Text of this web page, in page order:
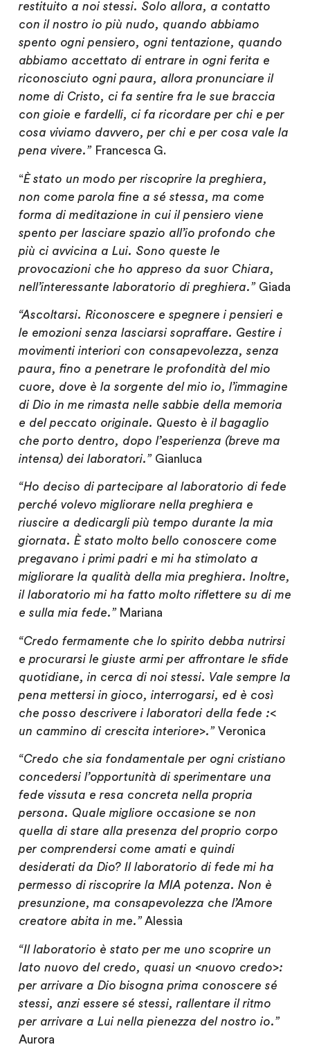
restituito a noi stessi. Solo allora, a contatto
con il nostro io più nudo, quando abbiamo
spento ogni pensiero, ogni tentazione, quando
abbiamo accettato di entrare in ogni ferita e
riconosciuto ogni paura, allora pronunciare il
nome di Cristo, ci fa sentire fra le sue braccia
con gioie e fardelli, ci fa ricordare per chi e per
cosa viviamo davvero, per chi e per cosa vale la
pena vivere.” Francesca G.
“È stato un modo per riscoprire la preghiera,
non come parola fine a sé stessa, ma come
forma di meditazione in cui il pensiero viene
spento per lasciare spazio all’io profondo che
più ci avvicina a Lui. Sono queste le
provocazioni che ho appreso da suor Chiara,
nell’interessante laboratorio di preghiera.” Giada
“Ascoltarsi. Riconoscere e spegnere i pensieri e
le emozioni senza lasciarsi sopraffare. Gestire i
movimenti interiori con consapevolezza, senza
paura, fino a penetrare le profondità del mio
cuore, dove è la sorgente del mio io, l’immagine
di Dio in me rimasta nelle sabbie della memoria
e del peccato originale. Questo è il bagaglio
che porto dentro, dopo l’esperienza (breve ma
intensa) dei laboratori.” Gianluca
“Ho deciso di partecipare al laboratorio di fede
perché volevo migliorare nella preghiera e
riuscire a dedicargli più tempo durante la mia
giornata. È stato molto bello conoscere come
pregavano i primi padri e mi ha stimolato a
migliorare la qualità della mia preghiera. Inoltre,
il laboratorio mi ha fatto molto riflettere su di me
e sulla mia fede.”Mariana
“Credo fermamente che lo spirito debba nutrirsi
e procurarsi le giuste armi per affrontare le sfide
quotidiane, in cerca di noi stessi. Vale sempre la
pena mettersi in gioco, interrogarsi, ed è così
che posso descrivere i laboratori della fede :<
un cammino di crescita interiore>.” Veronica
“Credo che sia fondamentale per ogni cristiano
concedersi l’opportunità di sperimentare una
fede vissuta e resa concreta nella propria
persona. Quale migliore occasione se non
quella di stare alla presenza del proprio corpo
per comprendersi come amati e quindi
desiderati da Dio? Il laboratorio di fede mi ha
permesso di riscoprire la MIA potenza. Non è
presunzione, ma consapevolezza che l’Amore
creatore abita in me.”Alessia
“Il laboratorio è stato per me uno scoprire un
lato nuovo del credo, quasi un <nuovo credo>:
per arrivare a Dio bisogna prima conoscere sé
stessi, anzi essere sé stessi, rallentare il ritmo
per arrivare a Lui nella pienezza del nostro io.”
Aurora